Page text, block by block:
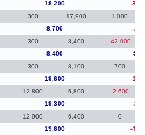
18,200
-
300 17,900 1,000
8,700
-
300 8,400 -42,000
8,400
300 8,100 700
19,600
-
12,800 6,800 -2,600
19,300
-
12,900 6,400 0
19,600 -